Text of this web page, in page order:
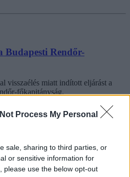
Process My Personal
sale, sharing to third parties, or
or sensitive information for
please use the below opt-out
Budapesti Rendőr-
visszaélés miatt indított eljárást a
főkapitányság.